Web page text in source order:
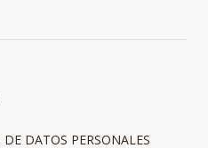
DATOS PERSONALES